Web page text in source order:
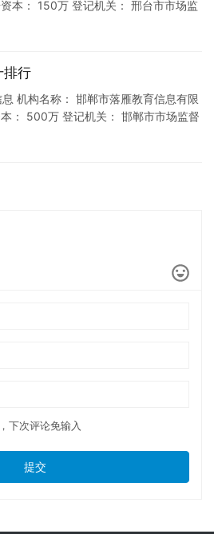
本： 150万 登记机关： 邢台市市场监
排行
机构名称： 邯郸市落雁教育信息有限
： 500万 登记机关： 邯郸市市场监督
下次评论免输入
提交